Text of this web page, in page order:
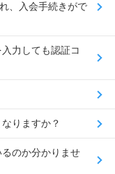
、入会手続きがで
力しても認証コ
りますか？
のか分かりませ